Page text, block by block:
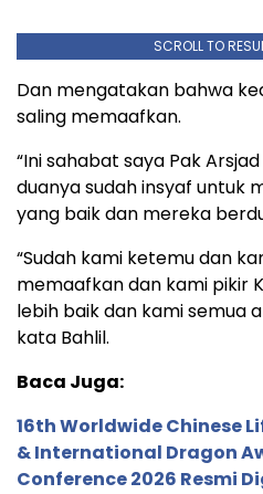
SCROLL TO
Dan mengatakan bahwa
saling memaafkan.
“Ini sahabat saya Pak
duanya sudah insyaf untuk
yang baik dan mereka
“Sudah kami ketemu dan
memaafkan dan kami pikir
lebih baik dan kami semua
kata Bahlil.
Baca Juga:
16th Worldwide Chinese
& International Dragon
Conference 2026 Resmi